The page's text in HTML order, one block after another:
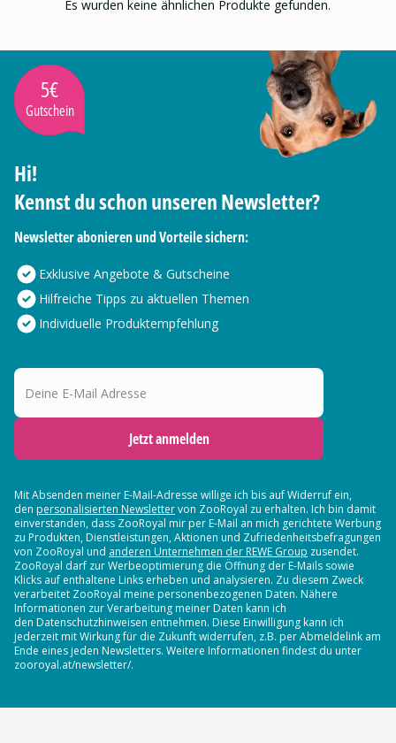
Es wurden keine ähnlichen Produkte gefunden.
5€
Gutschein
Hi!
Kennst du schon unseren Newsletter?
Newsletter abonieren und Vorteile sichern:
Exklusive Angebote & Gutscheine
Hilfreiche Tipps zu aktuellen Themen
Individuelle Produktempfehlung
Deine E-Mail Adresse
Jetzt anmelden
Mit Absenden meiner E-Mail-Adresse willige ich bis auf Widerruf ein,
den personalisierten Newslettervon ZooRoyal zu erhalten. Ich bin damit
einverstanden, dass ZooRoyal mir per E-Mail an mich gerichtete Werbung
zu Produkten, Dienstleistungen, Aktionen und Zufriedenheitsbefragungen
von ZooRoyal und anderen Unternehmen der REWE Group zusendet.
ZooRoyal darf zur Werbeoptimierung die Öffnung der E-Mails sowie
Klicks auf enthaltene Links erheben und analysieren. Zu diesem Zweck
verarbeitet ZooRoyal meine personenbezogenen Daten. Nähere
Informationen zur Verarbeitung meiner Daten kann ich
den Datenschutzhinweisen entnehmen. Diese Einwilligung kann ich
jederzeit mit Wirkung für die Zukunft widerrufen, z.B. per Abmeldelink am
Ende eines jeden Newsletters. Weitere Informationen findest du unter
zooroyal.at/newsletter/.